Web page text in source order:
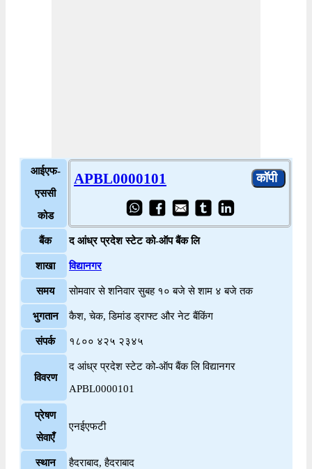
आईएफ-
एससी
कोड
APBL0000101
बैंक द आंध्र प्रदेश स्टेट को-ऑप बैंक लि
शाखा विद्यानगर
समय सोमवार से शनिवार सुबह १० बजे से शाम ४ बजे तक
भुगतान कैश, चेक, डिमांड ड्राफ्ट और नेट बैंकिंग
संपर्क १८०० ४२५ २३४५
विवरण
द आंध्र प्रदेश स्टेट को-ऑप बैंक लि विद्यानगर
APBL0000101
प्रेषण
सेवाएँ
एनईएफटी
स्थान हैदराबाद, हैदराबाद